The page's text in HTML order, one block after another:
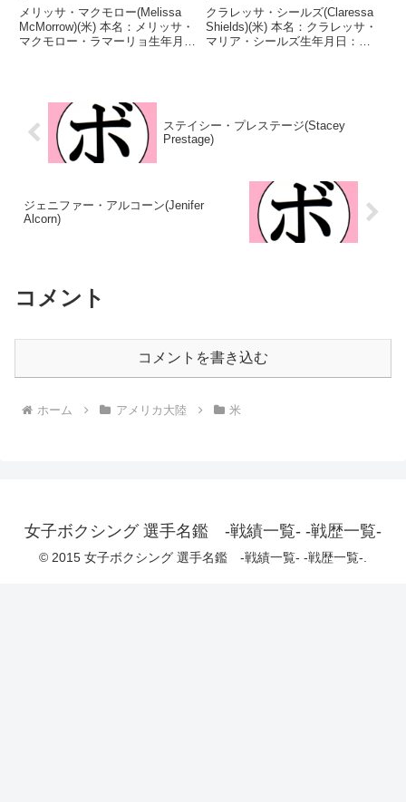
メリッサ・マクモロー(Melissa
McMorrow)(米) 本名：メリッサ・
マクモロー・ラマーリョ生年月
女子フライ級王座第6代WIB...
クラレッサ・シールズ(Claressa
Shields)(米) 本名：クラレッサ・
マリア・シールズ生年月日：
ステイシー・プレステージ(Stacey
Prestage)
ジェニファー・アルコーン(Jenifer
Alcorn)
コメント
コメントを書き込む
ホーム アメリカ大陸 米
女子ボクシング 選手名鑑 -戦績一覧- -戦歴一覧-
© 2015 女子ボクシング 選手名鑑 -戦績一覧- -戦歴一覧-.